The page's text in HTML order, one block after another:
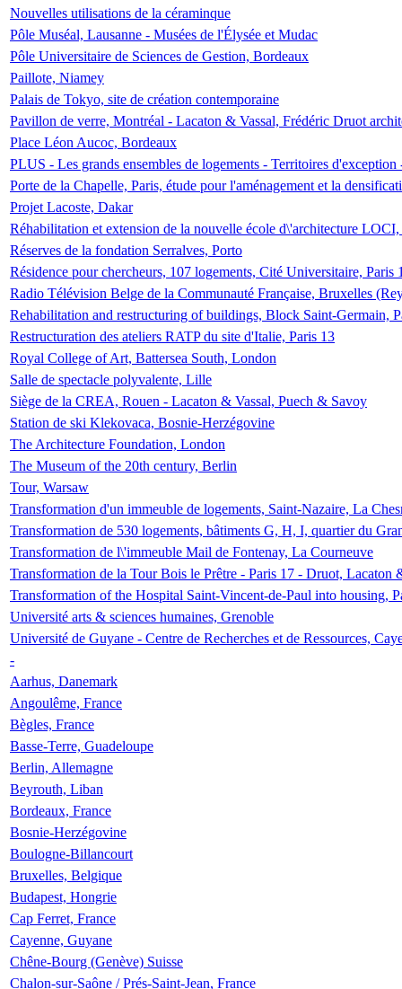
Nouvelles utilisations de la céraminque
Pôle Muséal, Lausanne - Musées de l'Élysée et Mudac
Pôle Universitaire de Sciences de Gestion, Bordeaux
Paillote, Niamey
Palais de Tokyo, site de création contemporaine
Pavillon de verre, Montréal - Lacaton & Vassal, Frédéric Druot
Place Léon Aucoc, Bordeaux
PLUS - Les grands ensembles de logements - Territoires
Porte de la Chapelle, Paris, étude pour l'aménagement et la
Projet Lacoste, Dakar
Réhabilitation et extension de la nouvelle école d\'architecture
Réserves de la fondation Serralves, Porto
Résidence pour chercheurs, 107 logements, Cité Universitaire, Paris
Radio Télévision Belge de la Communauté Française, Bruxelles
Rehabilitation and restructuring of buildings, Block Saint-Germain,
Restructuration des ateliers RATP du site d'Italie, Paris 13
Royal College of Art, Battersea South, London
Salle de spectacle polyvalente, Lille
Siège de la CREA, Rouen - Lacaton & Vassal, Puech & Savoy
Station de ski Klekovaca, Bosnie-Herzégovine
The Architecture Foundation, London
The Museum of the 20th century, Berlin
Tour, Warsaw
Transformation d'un immeuble de logements, Saint-Nazaire, La
Transformation de 530 logements, bâtiments G, H, I, quartier du
Transformation de l\'immeuble Mail de Fontenay, La Courneuve
Transformation de la Tour Bois le Prêtre - Paris 17 - Druot, Lacaton
Transformation of the Hospital Saint-Vincent-de-Paul into housing,
Université arts & sciences humaines, Grenoble
Université de Guyane - Centre de Recherches et de Ressources,
-
Aarhus, Danemark
Angoulême, France
Bègles, France
Basse-Terre, Guadeloupe
Berlin, Allemagne
Beyrouth, Liban
Bordeaux, France
Bosnie-Herzégovine
Boulogne-Billancourt
Bruxelles, Belgique
Budapest, Hongrie
Cap Ferret, France
Cayenne, Guyane
Chêne-Bourg (Genève) Suisse
Chalon-sur-Saône / Prés-Saint-Jean, France